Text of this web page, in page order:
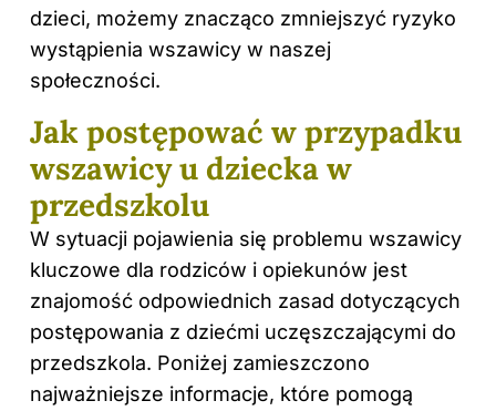
dzieci, możemy znacząco zmniejszyć ryzyko
wystąpienia wszawicy w naszej
społeczności.
Jak postępować w przypadku
wszawicy u dziecka w
przedszkolu
W sytuacji pojawienia się problemu wszawicy
kluczowe dla rodziców i opiekunów jest
znajomość odpowiednich zasad dotyczących
postępowania z dziećmi uczęszczającymi do
przedszkola. Poniżej zamieszczono
najważniejsze informacje, które pomogą